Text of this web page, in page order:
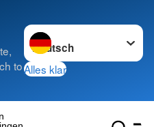
to
Sprache wechseln zu
Alles klar